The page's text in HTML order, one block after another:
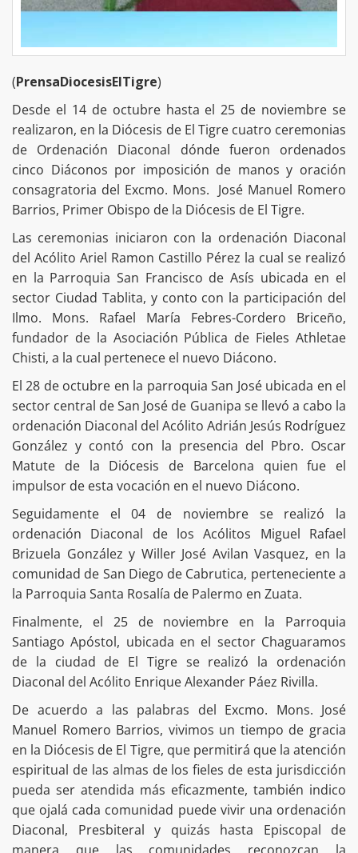
(PrensaDiocesisElTigre)
Desde el 14 de octubre hasta el 25 de noviembre se
realizaron, en la Diócesis de El Tigre cuatro ceremonias
de Ordenación Diaconal dónde fueron ordenados
cinco Diáconos por imposición de manos y oración
consagratoria del Excmo. Mons. José Manuel Romero
Barrios, Primer Obispo de la Diócesis de El Tigre.
Las ceremonias iniciaron con la ordenación Diaconal
del Acólito Ariel Ramon Castillo Pérez la cual se realizó
en la Parroquia San Francisco de Asís ubicada en el
sector Ciudad Tablita, y conto con la participación del
Ilmo. Mons. Rafael María Febres-Cordero Briceño,
fundador de la Asociación Pública de Fieles Athletae
Chisti, a la cual pertenece el nuevo Diácono.
El 28 de octubre en la parroquia San José ubicada en el
sector central de San José de Guanipa se llevó a cabo la
ordenación Diaconal del Acólito Adrián Jesús Rodríguez
González y contó con la presencia del Pbro. Oscar
Matute de la Diócesis de Barcelona quien fue el
impulsor de esta vocación en el nuevo Diácono.
Seguidamente el 04 de noviembre se realizó la
ordenación Diaconal de los Acólitos Miguel Rafael
Brizuela González y Willer José Avilan Vasquez, en la
comunidad de San Diego de Cabrutica, perteneciente a
la Parroquia Santa Rosalía de Palermo en Zuata.
Finalmente, el 25 de noviembre en la Parroquia
Santiago Apóstol, ubicada en el sector Chaguaramos
de la ciudad de El Tigre se realizó la ordenación
Diaconal del Acólito Enrique Alexander Páez Rivilla.
De acuerdo a las palabras del Excmo. Mons. José
Manuel Romero Barrios, vivimos un tiempo de gracia
en la Diócesis de El Tigre, que permitirá que la atención
espiritual de las almas de los fieles de esta jurisdicción
pueda ser atendida más eficazmente, también indico
que ojalá cada comunidad puede vivir una ordenación
Diaconal, Presbiteral y quizás hasta Episcopal de